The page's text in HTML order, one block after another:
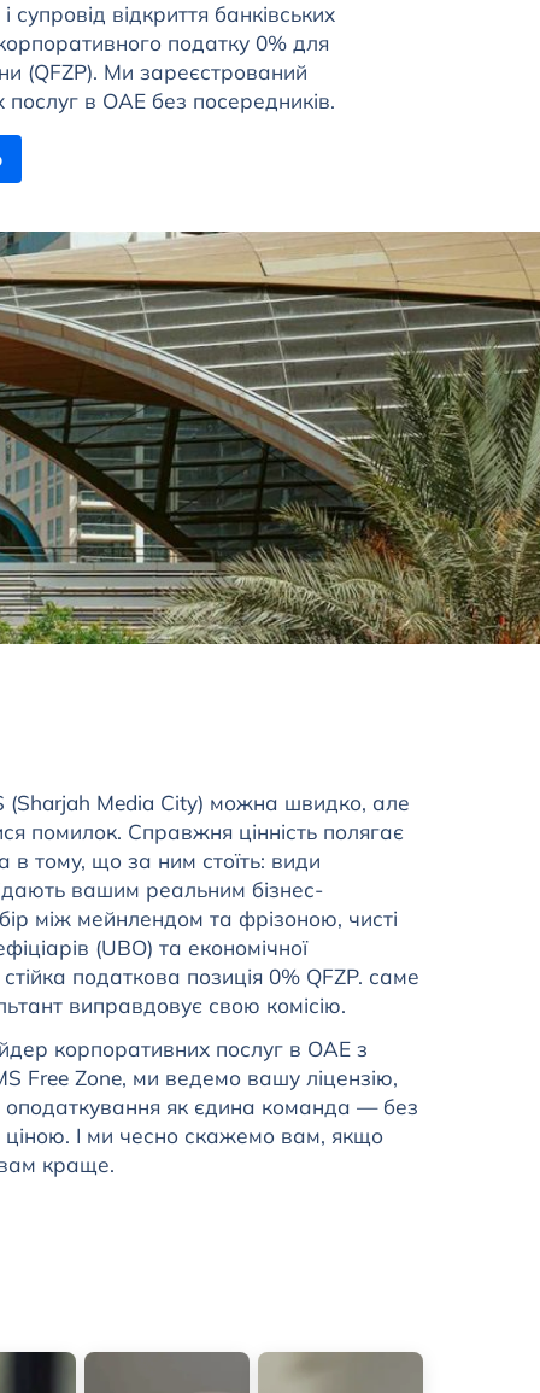
супровід відкриття банківських
податку 0% для
(QFZP). Ми зареєстрований
в ОАЕ без посередників.
(Sharjah Media City) можна швидко, але
помилок. Справжня цінність полягає
в тому, що за ним стоїть: види
вашим реальним бізнес-
між мейнлендом та фрізоною, чисті
(UBO) та економічної
податкова позиція 0% QFZP. саме
виправдовує свою комісію.
корпоративних послуг в ОАЕ з
Free Zone, ми ведемо вашу ліцензію,
оподаткування як єдина команда — без
ціною. І ми чесно скажемо вам, якщо
вам краще.